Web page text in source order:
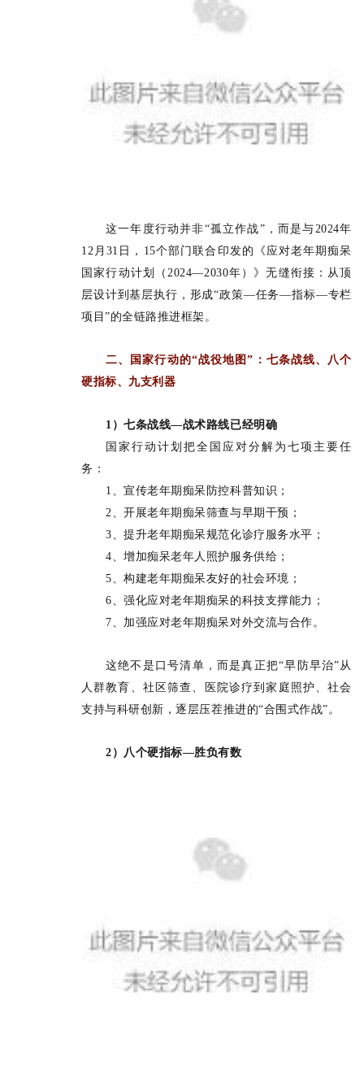
这一年度行动并非“孤立作战”，而是与2024年
12月31日，15个部门联合印发的《应对老年期痴呆
国家行动计划（2024—2030年）》无缝衔接：从顶
层设计到基层执行，形成“政策—任务—指标—专栏
项目”的全链路推进框架。
二、国家行动的“战役地图”：七条战线、八个
硬指标、九支利器
1）七条战线—战术路线已经明确
国家行动计划把全国应对分解为七项主要任
务：
1、宣传老年期痴呆防控科普知识；
2、开展老年期痴呆筛查与早期干预；
3、提升老年期痴呆规范化诊疗服务水平；
4、增加痴呆老年人照护服务供给；
5、构建老年期痴呆友好的社会环境；
6、强化应对老年期痴呆的科技支撑能力；
7、加强应对老年期痴呆对外交流与合作。
这绝不是口号清单，而是真正把“早防早治”从
人群教育、社区筛查、医院诊疗到家庭照护、社会
支持与科研创新，逐层压茬推进的“合围式作战”。
2）八个硬指标—胜负有数